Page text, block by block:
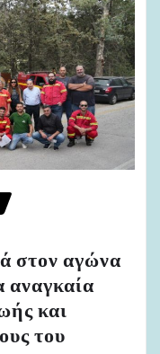
στον αγώνα
αναγκαία
και
του